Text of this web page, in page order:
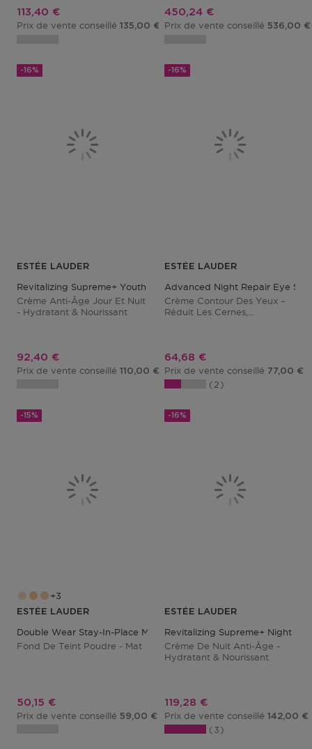
Prix promotionnel
113,40 €
Prix de vente conseillé 135,00 €
Prix promotionnel
450,24 €
Prix de vente conseillé 536,00 €
-16%
ESTÉE LAUDER
Revitalizing Supreme+ Youth Power Creme Refill
Crème Anti-Âge Jour Et Nuit
- Hydratant & Nourissant
Prix promotionnel
92,40 €
Prix de vente conseillé 110,00 €
-16%
ESTÉE LAUDER
Advanced Night Repair Eye
Crème Contour Des Yeux –
Réduit Les Cernes,
Prix promotionnel
64,68 €
Prix de vente conseillé 77,00 €
2
-15%
3
ESTÉE LAUDER
Double Wear Stay-In-Place Matte Powder Foundation
Fond De Teint Poudre - Mat
Prix promotionnel
50,15 €
Prix de vente conseillé 59,00 €
-16%
ESTÉE LAUDER
Revitalizing Supreme+ Night
Crème De Nuit Anti-Âge -
Hydratant & Nourissant
Prix promotionnel
119,28 €
Prix de vente conseillé 142,00 €
3